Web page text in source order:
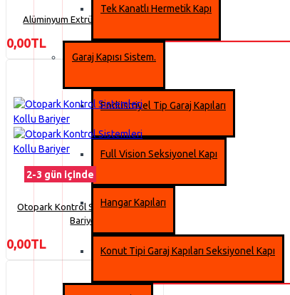
Tek Kanatlı Hermetik Kapı
Garaj Kapısı Sistem.
Endüstriyel Tip Garaj Kapıları
Full Vision Seksiyonel Kapı
Hangar Kapıları
Konut Tipi Garaj Kapıları Seksiyonel Kapı
Alüminyum Extrüzyon Kepenk
0,00TL
2-3 gün içinde
Otopark Kontrol Sistemleri Kollu
Bariyer
0,00TL